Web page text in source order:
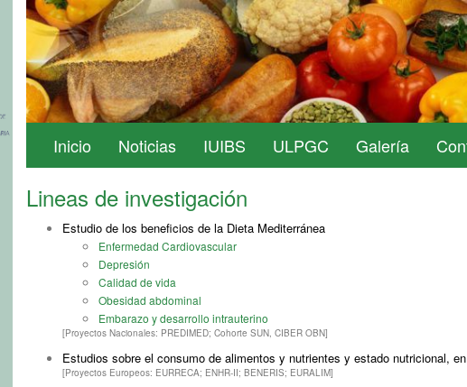
Inicio Noticias IUIBS ULPGC Galería
Lineas de investigación
Estudio de los beneficios de la Dieta Mediterránea
Enfermedad Cardiovascular
Depresión
Calidad de vida
Obesidad abdominal
Embarazo y desarrollo intrauterino
[Proyectos Nacionales: PREDIMED; Cohorte SUN, CIBER OBN]
Estudios sobre el consumo de alimentos y nutrientes y estado nutricional,
[Proyectos Europeos: EURRECA; ENHR-II; BENERIS; EURALIM]